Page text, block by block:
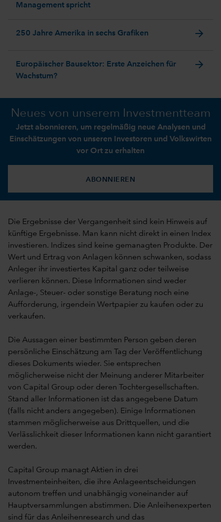
Management spricht
250 Jahre Amerika in sechs Grafiken arrow_forward
Europäischer Bausektor: Erste Anzeichen für
Wachstum?
arrow_forward
Neues von unserem Investmentteam
Jetzt abonnieren, um regelmäßig neue Analysen und
Einschätzungen von unseren Investoren und Volkswirten
vor Ort zu erhalten
ABONNIEREN
Die Ergebnisse der Vergangenheit sind kein Hinweis auf
künftige Ergebnisse. Man kann nicht direkt in einen Index
investieren. Indizes sind keine gemanagten Produkte. Der
Wert und Ertrag von Anlagen können schwanken, sodass
Anleger ihr investiertes Kapital ganz oder teilweise
verlieren können. Diese Informationen sind weder
Anlage-, Steuer- oder sonstige Beratung noch eine
Aufforderung, irgendein Wertpapier zu kaufen oder zu
verkaufen.
Die Aussagen einer bestimmten Person geben deren
persönliche Einschätzung am Tag der Veröffentlichung
dieses Dokuments wieder. Sie entsprechen
möglicherweise nicht der Meinung anderer Mitarbeiter
von Capital Group oder deren Tochtergesellschaften.
Stand aller Informationen ist das angegebene Datum
(falls nicht anders angegeben). Einige Informationen
stammen möglicherweise aus Drittquellen, und die
Verlässlichkeit dieser Informationen kann nicht garantiert
werden.
Capital Group managt Aktien in drei
Investmenteinheiten, die ihre Anlageentscheidungen
autonom treffen und unabhängig voneinander auf
Hauptversammlungen abstimmen. Die Anleihenexperten
sind für das Anleihenresearch und das